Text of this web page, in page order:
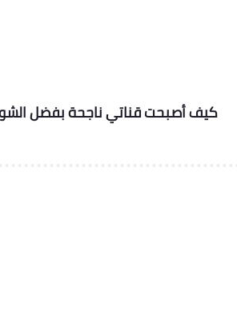
كيف أصبحت قناتي ناجحة بفضل